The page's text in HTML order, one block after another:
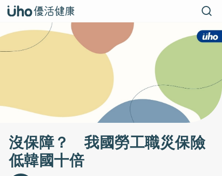
沒保障？ 我國勞工職災保險
低韓國十倍